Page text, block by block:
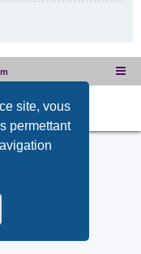
site, vous
permettant
© phpBB Limited